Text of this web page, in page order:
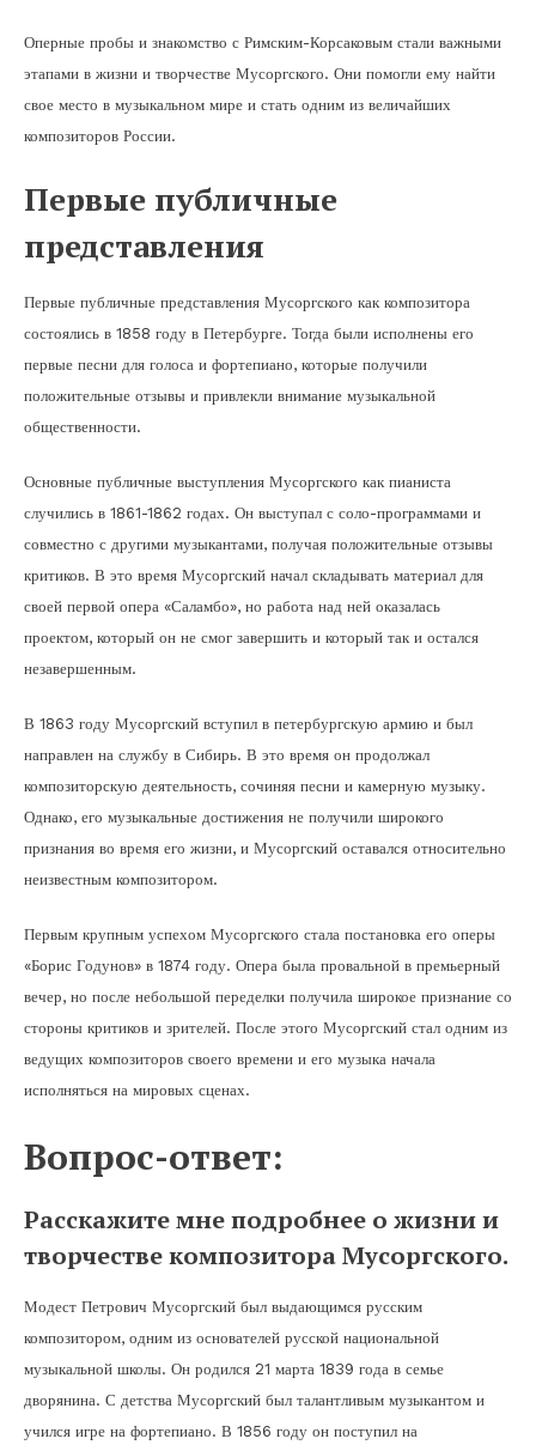
Оперные пробы и знакомство с Римским-Корсаковым стали важными
этапами в жизни и творчестве Мусоргского. Они помогли ему найти
свое место в музыкальном мире и стать одним из величайших
композиторов России.
Первые публичные
представления
Первые публичные представления Мусоргского как композитора
состоялись в 1858 году в Петербурге. Тогда были исполнены его
первые песни для голоса и фортепиано, которые получили
положительные отзывы и привлекли внимание музыкальной
общественности.
Основные публичные выступления Мусоргского как пианиста
случились в 1861-1862 годах. Он выступал с соло-программами и
совместно с другими музыкантами, получая положительные отзывы
критиков. В это время Мусоргский начал складывать материал для
своей первой опера «Саламбо», но работа над ней оказалась
проектом, который он не смог завершить и который так и остался
незавершенным.
В 1863 году Мусоргский вступил в петербургскую армию и был
направлен на службу в Сибирь. В это время он продолжал
композиторскую деятельность, сочиняя песни и камерную музыку.
Однако, его музыкальные достижения не получили широкого
признания во время его жизни, и Мусоргский оставался относительно
неизвестным композитором.
Первым крупным успехом Мусоргского стала постановка его оперы
«Борис Годунов» в 1874 году. Опера была провальной в премьерный
вечер, но после небольшой переделки получила широкое признание со
стороны критиков и зрителей. После этого Мусоргский стал одним из
ведущих композиторов своего времени и его музыка начала
исполняться на мировых сценах.
Вопрос-ответ:
Расскажите мне подробнее о жизни и
творчестве композитора Мусоргского.
Модест Петрович Мусоргский был выдающимся русским
композитором, одним из основателей русской национальной
музыкальной школы. Он родился 21 марта 1839 года в семье
дворянина. С детства Мусоргский был талантливым музыкантом и
учился игре на фортепиано. В 1856 году он поступил на